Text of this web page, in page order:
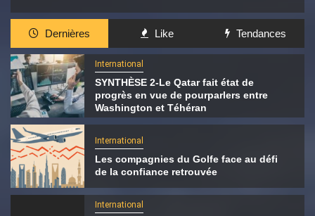
Dernières Like Tendances
International
SYNTHÈSE 2-Le Qatar fait état de
progrès en vue de pourparlers entre
Washington et Téhéran
International
Les compagnies du Golfe face au défi
de la confiance retrouvée
International